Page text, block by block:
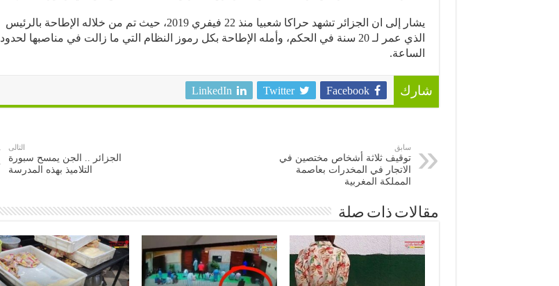
يشار إلى ان الجزائر تشهد حراكا شعبيا منذ 22 فيفري 2019، حيث تم من خلاله الإطاحة بالرئيس
الذي عمر لـ 20 سنة في الحكم، وأمله الإطاحة بكل رموز النظام التي ما زالت في مناصبها لحدود
الساعة.
شارك Facebook
Twitter
LinkedIn
سابق
توقيف ثلاثة أشخاص مختصين في
الاتجار في المخدرات بعاصمة
المملكة المغربية
التالى
الجزائر .. الجن يمسح سبورة
التلاميذ بهذه المدرسة
مقالات ذات صلة